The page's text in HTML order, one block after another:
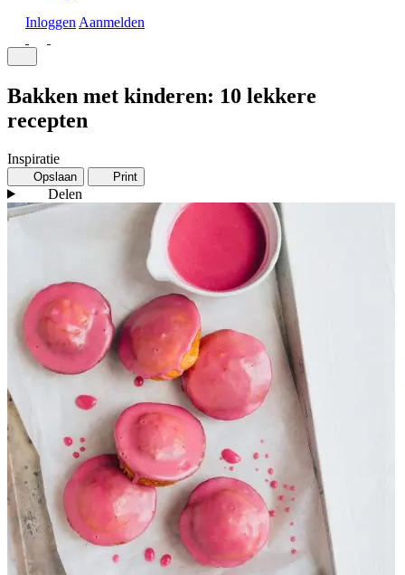
Inloggen Aanmelden
Bakken met kinderen: 10 lekkere
recepten
Inspiratie
Opslaan Print
Delen